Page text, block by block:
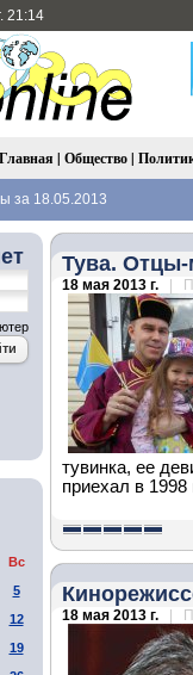
21:14
Главная | Общество|
за 18.05.2013
Вс
5
12
19
Тува.
18 мая 2013 г. |
тувинка, ее
приехал в 1998
18 мая 2013 г. |